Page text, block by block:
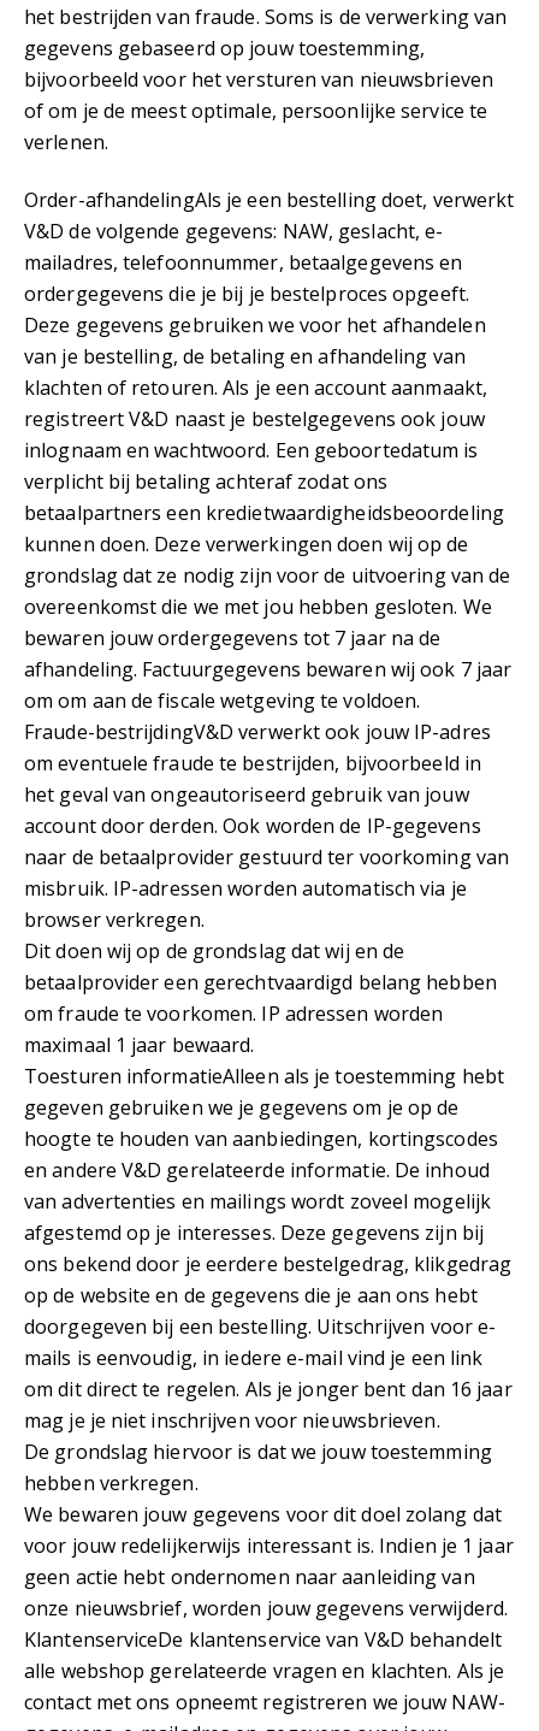
het bestrijden van fraude. Soms is de verwerking van
gegevens gebaseerd op jouw toestemming,
bijvoorbeeld voor het versturen van nieuwsbrieven
of om je de meest optimale, persoonlijke service te
verlenen.
Order-afhandelingAls je een bestelling doet, verwerkt
V&D de volgende gegevens: NAW, geslacht, e-
mailadres, telefoonnummer, betaalgegevens en
ordergegevens die je bij je bestelproces opgeeft.
Deze gegevens gebruiken we voor het afhandelen
van je bestelling, de betaling en afhandeling van
klachten of retouren. Als je een account aanmaakt,
registreert V&D naast je bestelgegevens ook jouw
inlognaam en wachtwoord. Een geboortedatum is
verplicht bij betaling achteraf zodat ons
betaalpartners een kredietwaardigheidsbeoordeling
kunnen doen. Deze verwerkingen doen wij op de
grondslag dat ze nodig zijn voor de uitvoering van de
overeenkomst die we met jou hebben gesloten. We
bewaren jouw ordergegevens tot 7 jaar na de
afhandeling. Factuurgegevens bewaren wij ook 7 jaar
om om aan de fiscale wetgeving te voldoen.
Fraude-bestrijdingV&D verwerkt ook jouw IP-adres
om eventuele fraude te bestrijden, bijvoorbeeld in
het geval van ongeautoriseerd gebruik van jouw
account door derden. Ook worden de IP-gegevens
naar de betaalprovider gestuurd ter voorkoming van
misbruik. IP-adressen worden automatisch via je
browser verkregen.
Dit doen wij op de grondslag dat wij en de
betaalprovider een gerechtvaardigd belang hebben
om fraude te voorkomen. IP adressen worden
maximaal 1 jaar bewaard.
Toesturen informatieAlleen als je toestemming hebt
gegeven gebruiken we je gegevens om je op de
hoogte te houden van aanbiedingen, kortingscodes
en andere V&D gerelateerde informatie. De inhoud
van advertenties en mailings wordt zoveel mogelijk
afgestemd op je interesses. Deze gegevens zijn bij
ons bekend door je eerdere bestelgedrag, klikgedrag
op de website en de gegevens die je aan ons hebt
doorgegeven bij een bestelling. Uitschrijven voor e-
mails is eenvoudig, in iedere e-mail vind je een link
om dit direct te regelen. Als je jonger bent dan 16 jaar
mag je je niet inschrijven voor nieuwsbrieven.
De grondslag hiervoor is dat we jouw toestemming
hebben verkregen.
We bewaren jouw gegevens voor dit doel zolang dat
voor jouw redelijkerwijs interessant is. Indien je 1 jaar
geen actie hebt ondernomen naar aanleiding van
onze nieuwsbrief, worden jouw gegevens verwijderd.
KlantenserviceDe klantenservice van V&D behandelt
alle webshop gerelateerde vragen en klachten. Als je
contact met ons opneemt registreren we jouw NAW-